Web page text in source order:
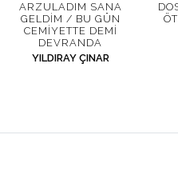
ARZULADIM SANA
GELDIM / BU GÜN
CEMIYETTE DEMI
DEVRANDA
YILDIRAY ÇINAR